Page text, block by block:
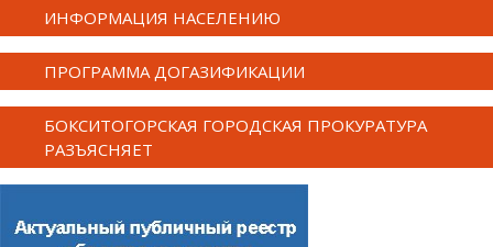
ИНФОРМАЦИЯ НАСЕЛЕНИЮ
ПРОГРАММА ДОГАЗИФИКАЦИИ
БОКСИТОГОРСКАЯ ГОРОДСКАЯ ПРОКУРАТУРА
РАЗЪЯСНЯЕТ